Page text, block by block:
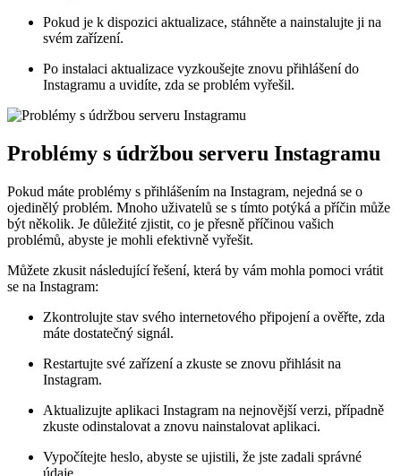
Pokud je k dispozici aktualizace, stáhněte a nainstalujte ji na
svém zařízení.
Po instalaci aktualizace vyzkoušejte znovu přihlášení do
Instagramu a uvidíte, zda se problém vyřešil.
Problémy s údržbou serveru Instagramu
Pokud máte problémy s přihlášením na Instagram, nejedná se o
ojedinělý problém. Mnoho uživatelů se s tímto potýká a příčin může
být několik. Je důležité zjistit, co je přesně příčinou vašich
problémů, abyste je mohli efektivně vyřešit.
Můžete zkusit následující řešení, která by vám mohla pomoci vrátit
se na Instagram:
Zkontrolujte stav svého internetového připojení a ověřte, zda
máte dostatečný signál.
Restartujte své zařízení a zkuste se znovu přihlásit na
Instagram.
Aktualizujte aplikaci Instagram na nejnovější verzi, případně
zkuste odinstalovat a znovu nainstalovat aplikaci.
Vypočítejte heslo, abyste se ujistili, že jste zadali správné
údaje.